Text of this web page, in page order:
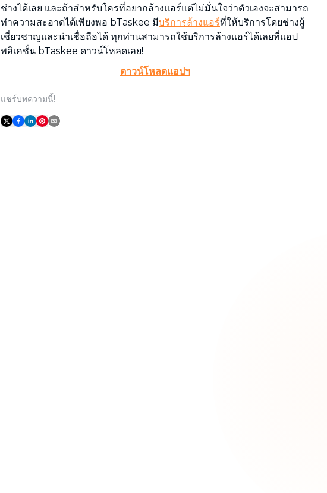
ช่างได้เลย และถ้าสำหรับใครที่อยากล้างแอร์แต่ไม่มั่นใจว่าตัวเองจะสามารถ
ทำความสะอาดได้เพียงพอ bTaskee มีบริการล้างแอร์ที่ให้บริการโดยช่างผู้
เชี่ยวชาญและน่าเชื่อถือได้ ทุกท่านสามารถใช้บริการล้างแอร์ได้เลยที่แอป
พลิเคชั่น bTaskee ดาวน์โหลดเลย!
ดาวน์โหลดแอปฯ
แชร์บทความนี้!